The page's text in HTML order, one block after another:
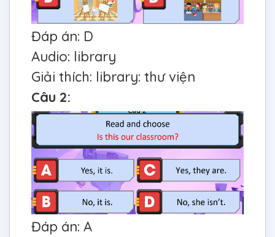
Đáp án: D
Audio: library
Giải thích: library: thư viện
Câu 2:
Đáp án: A